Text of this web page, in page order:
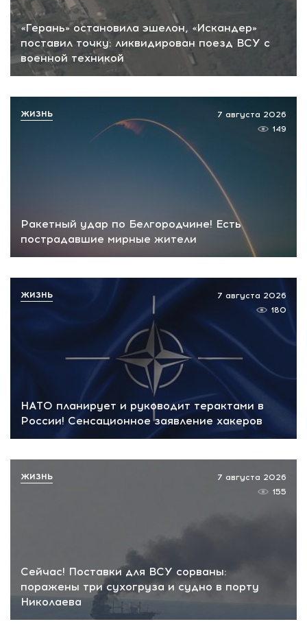
«Герань» остановила эшелон, «Искандер»
поставил точку: ликвидирован поезд ВСУ с
военной техникой
Ракетный удар по Белгородчине! Есть
пострадавшие мирные жители
7 августа 2026
149
ЖИЗНЬ
НАТО планирует и руководит терактами в
России! Сенсационное заявление хакеров
7 августа 2026
180
ЖИЗНЬ
Сейчас! Поставки для ВСУ сорваны:
поражены три сухогруза и судно в порту
Николаева
7 августа 2026
155
ЖИЗНЬ